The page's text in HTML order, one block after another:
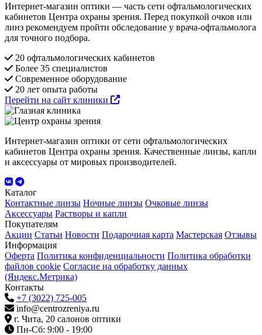
Интернет-магазин оптики — часть сети офтальмологических
кабинетов Центра охраны зрения. Перед покупкой очков или
линз рекомендуем пройти обследование у врача-офтальмолога
для точного подбора.
20 офтальмологических кабинетов
Более 35 специалистов
Современное оборудование
20 лет опыта работы
Перейти на сайт клиники
Интернет-магазин оптики от сети офтальмологических
кабинетов Центра охраны зрения. Качественные линзы, капли
и аксессуары от мировых производителей.
Каталог
Контактные линзы Ночные линзы Очковые линзы
Аксессуары Растворы и капли
Покупателям
Акции Статьи Новости Подарочная карта Мастерская Отзывы
Информация
Оферта Политика конфиденциальности Политика обработки
файлов cookie Согласие на обработку данных
(Яндекс.Метрика)
Контакты
+7 (3022) 725-005
info@centrozreniya.ru
г. Чита, 20 салонов оптики
Пн-Сб: 9:00 - 19:00